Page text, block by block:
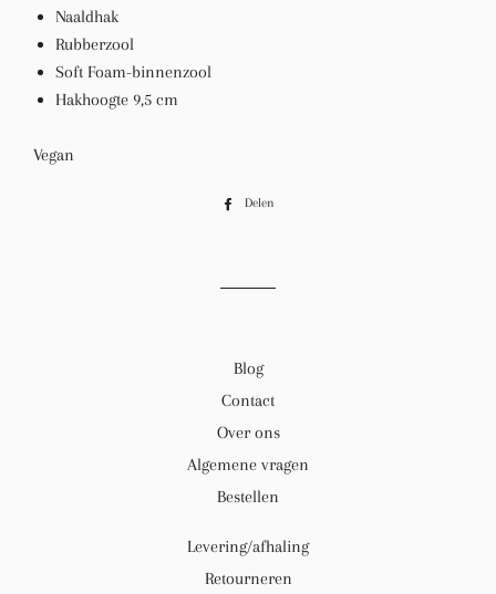
Naaldhak
Rubberzool
Soft Foam-binnenzool
Hakhoogte 9,5 cm
Vegan
Delen
Blog
Contact
Over ons
Algemene vragen
Bestellen
Levering/afhaling
Retourneren